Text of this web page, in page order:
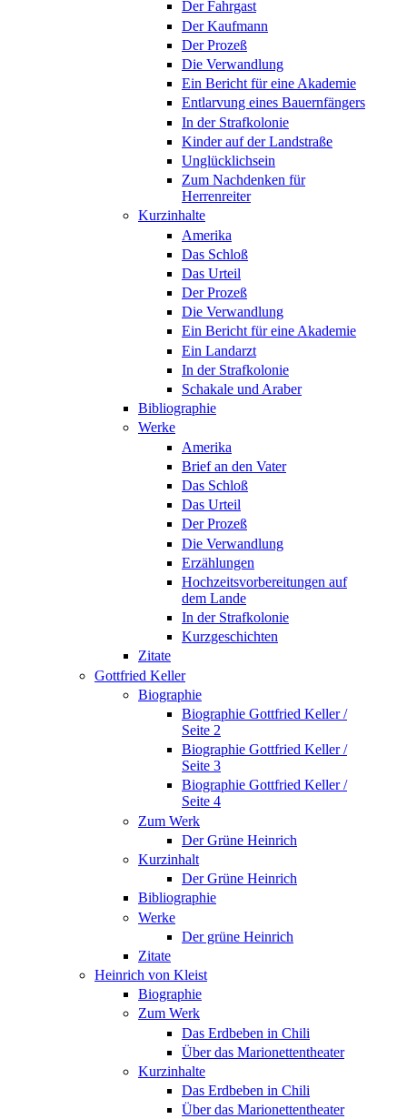
Der Fahrgast
Der Kaufmann
Der Prozeß
Die Verwandlung
Ein Bericht für eine Akademie
Entlarvung eines Bauernfängers
In der Strafkolonie
Kinder auf der Landstraße
Unglücklichsein
Zum Nachdenken für
Herrenreiter
Kurzinhalte
Amerika
Das Schloß
Das Urteil
Der Prozeß
Die Verwandlung
Ein Bericht für eine Akademie
Ein Landarzt
In der Strafkolonie
Schakale und Araber
Bibliographie
Werke
Amerika
Brief an den Vater
Das Schloß
Das Urteil
Der Prozeß
Die Verwandlung
Erzählungen
Hochzeitsvorbereitungen auf
dem Lande
In der Strafkolonie
Kurzgeschichten
Zitate
Gottfried Keller
Biographie
Biographie Gottfried Keller /
Seite 2
Biographie Gottfried Keller /
Seite 3
Biographie Gottfried Keller /
Seite 4
Zum Werk
Der Grüne Heinrich
Kurzinhalt
Der Grüne Heinrich
Bibliographie
Werke
Der grüne Heinrich
Zitate
Heinrich von Kleist
Biographie
Zum Werk
Das Erdbeben in Chili
Über das Marionettentheater
Kurzinhalte
Das Erdbeben in Chili
Über das Marionettentheater